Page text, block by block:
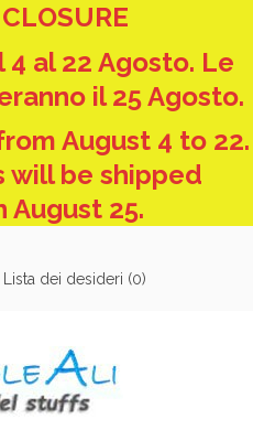
al 22 Agosto. Le
il 25 Agosto.
August 4 to 22.
will be shipped
August 25.
Lista dei desideri (0)